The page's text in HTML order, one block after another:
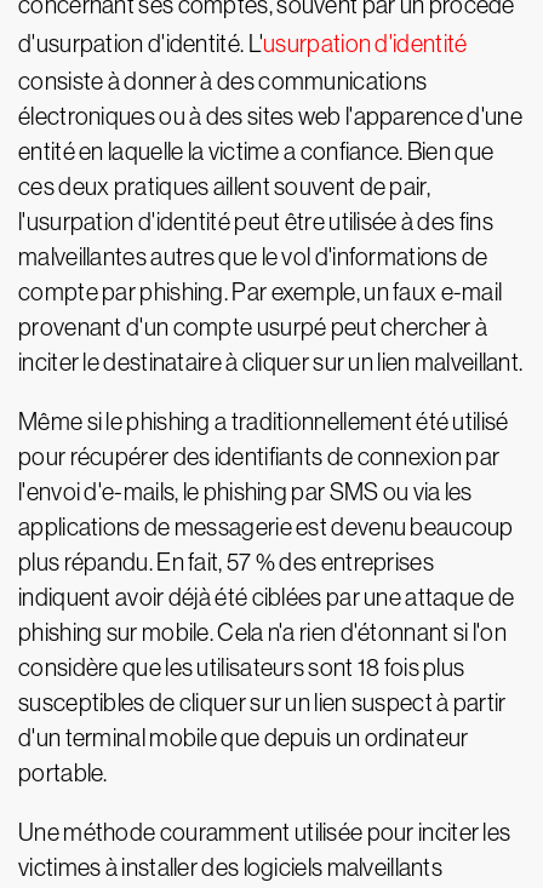
d'usurpation d'identité. L'usurpation d'identité
consiste à donner à des communications
électroniques ou à des sites web l'apparence d'une
entité en laquelle la victime a confiance. Bien que
ces deux pratiques aillent souvent de pair,
l'usurpation d'identité peut être utilisée à des fins
malveillantes autres que le vol d'informations de
compte par phishing. Par exemple, un faux e-mail
provenant d'un compte usurpé peut chercher à
inciter le destinataire à cliquer sur un lien malveillant.
Même si le phishing a traditionnellement été utilisé
pour récupérer des identifiants de connexion par
l'envoi d'e-mails, le phishing par SMS ou via les
applications de messagerie est devenu beaucoup
plus répandu. En fait, 57 % des entreprises
indiquent avoir déjà été ciblées par une attaque de
phishing sur mobile. Cela n'a rien d'étonnant si l'on
considère que les utilisateurs sont 18 fois plus
susceptibles de cliquer sur un lien suspect à partir
d'un terminal mobile que depuis un ordinateur
portable.
Une méthode couramment utilisée pour inciter les
victimes à installer des logiciels malveillants